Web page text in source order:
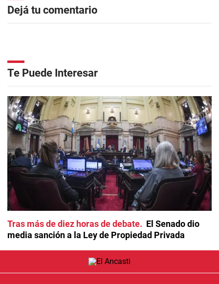
Dejá tu comentario
Te Puede Interesar
Tras más de diez horas de debate
El Senado dio
media sanción a la Ley de Propiedad Privada